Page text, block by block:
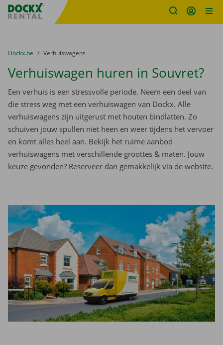
Fratello DEMO
U bevindt zich hier:
van
Dockx.be naar
Verhuiswagens
Verhuiswagen huren in Souvret?
Een verhuis is een stressvolle periode. Neem een deel van
die stress weg met een verhuiswagen van Dockx. Alle
verhuiswagens zijn uitgerust met houten bindlatten. Zo
schuiven jouw spullen niet heen en weer tijdens het vervoer
en komt alles heel aan. Bekijk het ruime aanbod
verhuiswagens met verschillende groottes & maten. Jouw
keuze gevonden? Reserveer dan gemakkelijk via de website.